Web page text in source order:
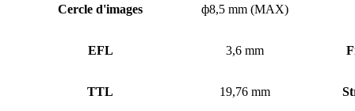
Cercle d'images ф8,5 mm (MAX)
EFL 3,6 mm
TTL 19,76 mm